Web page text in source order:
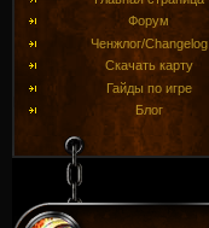
Форум
Ченжлог/Changelog
Скачать карту
Гайды по игре
Блог